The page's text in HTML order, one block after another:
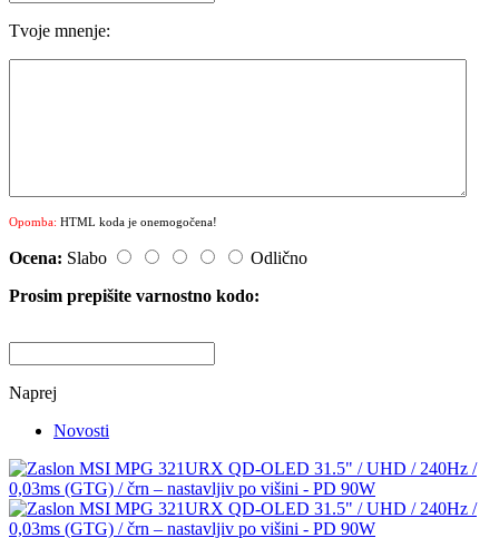
Tvoje mnenje:
Opomba: HTML koda je onemogočena!
Ocena: Slabo
Odlično
Prosim prepišite varnostno kodo:
Naprej
Novosti